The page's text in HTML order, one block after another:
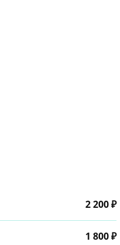
2 200 ₽
1 800 ₽